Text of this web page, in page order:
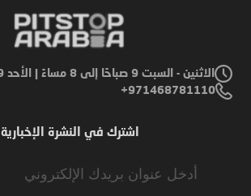
الاثنين - السبت 9 صباحًا إلى 8 مساءً | الأحد 9 صباحًا إلى 6 مساءً
971468781110+
اشترك في النشرة الإخبارية